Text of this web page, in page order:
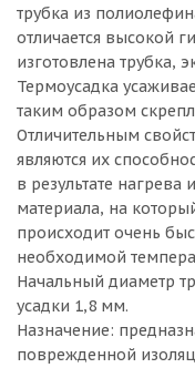
трубка из
отличается высокой
изготовлена трубка,
Термоусадка
таким образом
Отличительным
являются их
в результате
материала, на
происходит очень
необходимой
Начальный диаметр
усадки 1,8 мм.
Назначение:
поврежденной